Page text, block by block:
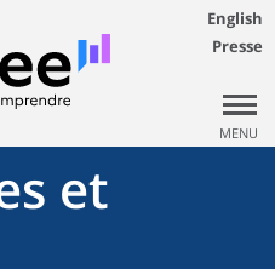
English
Presse
MENU
et